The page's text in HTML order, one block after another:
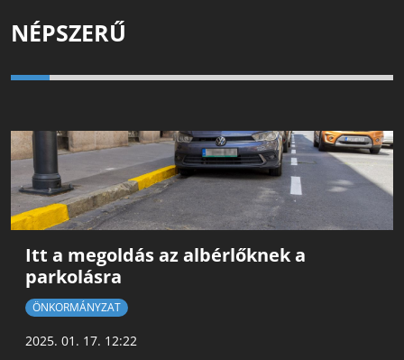
NÉPSZERŰ
Itt a megoldás az albérlőknek a
parkolásra
ÖNKORMÁNYZAT
2025. 01. 17. 12:22